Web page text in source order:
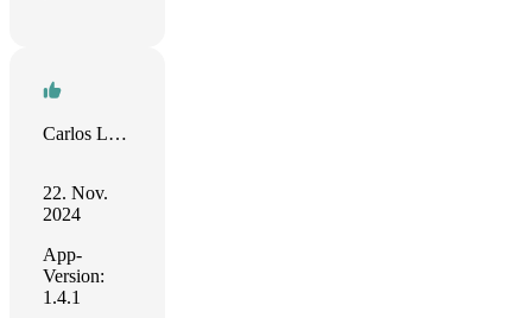
Carlos Leger
22. Nov.
2024
App-
Version:
1.4.1